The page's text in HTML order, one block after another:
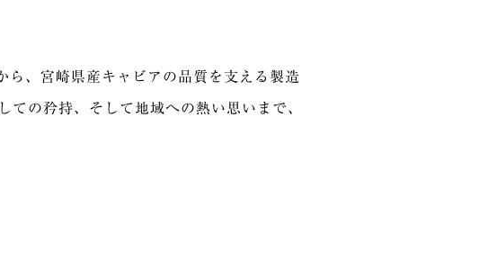
ら、宮崎県産キャビアの品質を支える製造
の矜持、そして地域への熱い思いまで、